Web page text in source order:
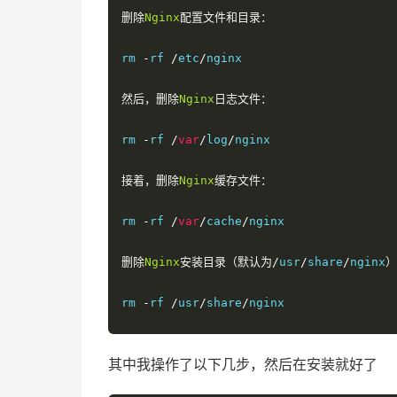
删除Nginx配置文件和目录：
rm - rf /etc/nginx
然后，删除Nginx 日志文件：
rm - rf /var/ log/nginx
接着，删除Nginx缓存文件：
rm - rf /var/cache/nginx
删除Nginx安装目录（默认为/usr/share/nginx）
rm - rf /usr/share/nginx
其中我操作了以下几步，然后在安装就好了